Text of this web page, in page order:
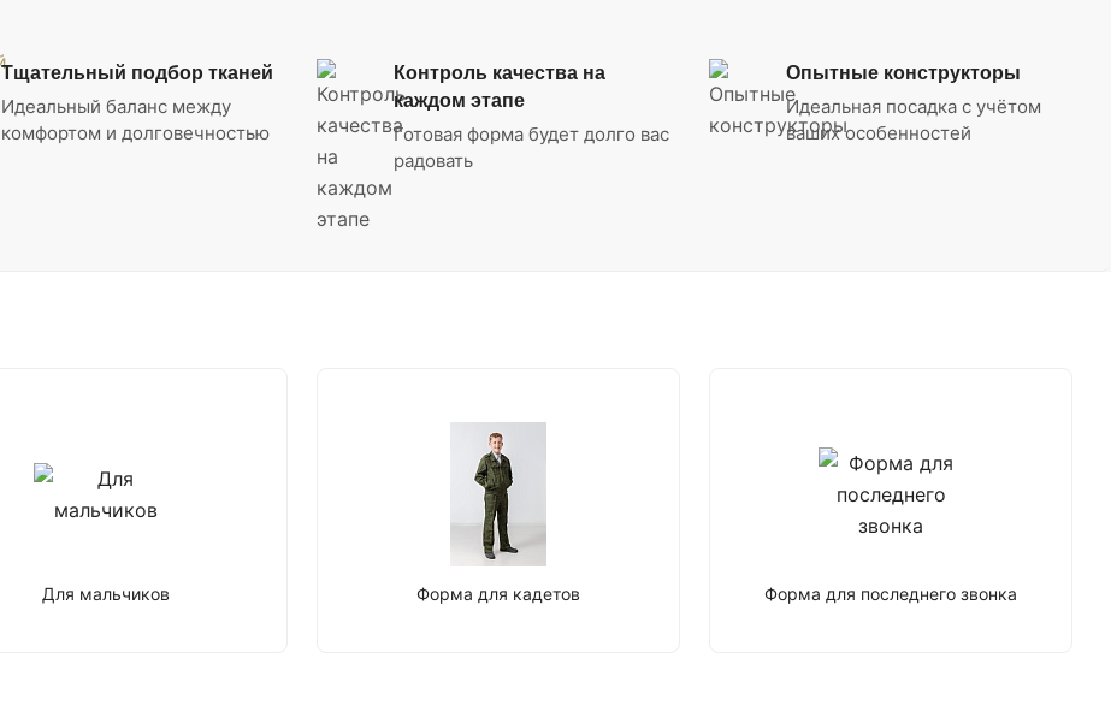
Тщательный подбор тканей
Идеальный баланс между
комфортом и долговечностью
Контроль качества на
каждом этапе
Готовая форма будет долго вас
радовать
Опытные конструкторы
Идеальная посадка с учётом
ваших особенностей
Для мальчиков Форма для кадетов Форма для последнего звонка